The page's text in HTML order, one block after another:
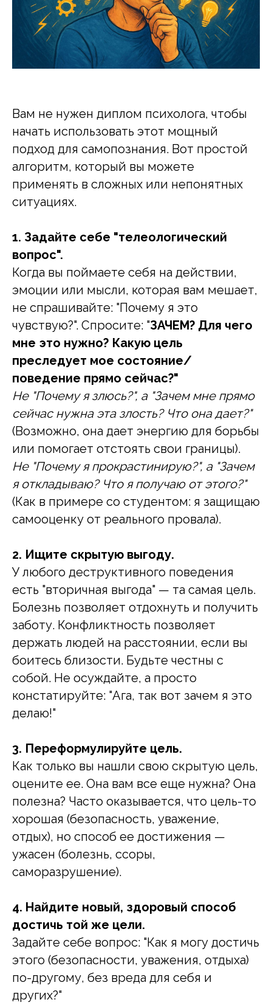
Вам не нужен диплом психолога, чтобы
начать использовать этот мощный
подход для самопознания. Вот простой
алгоритм, который вы можете
применять в сложных или непонятных
ситуациях.
1. Задайте себе "телеологический
вопрос".
Когда вы поймаете себя на действии,
эмоции или мысли, которая вам мешает,
не спрашивайте: "Почему я это
чувствую?". Спросите: "ЗАЧЕМ? Для чего
мне это нужно? Какую цель
преследует мое состояние/
поведение прямо сейчас?"
Не "Почему я злюсь?", а "Зачем мне прямо
сейчас нужна эта злость? Что она дает?"
(Возможно, она дает энергию для борьбы
или помогает отстоять свои границы).
Не "Почему я прокрастинирую?", а "Зачем
я откладываю? Что я получаю от этого?"
(Как в примере со студентом: я защищаю
самооценку от реального провала).
2. Ищите скрытую выгоду.
У любого деструктивного поведения
есть "вторичная выгода" — та самая цель.
Болезнь позволяет отдохнуть и получить
заботу. Конфликтность позволяет
держать людей на расстоянии, если вы
боитесь близости. Будьте честны с
собой. Не осуждайте, а просто
констатируйте: "Ага, так вот зачем я это
делаю!"
3. Переформулируйте цель.
Как только вы нашли свою скрытую цель,
оцените ее. Она вам все еще нужна? Она
полезна? Часто оказывается, что цель-то
хорошая (безопасность, уважение,
отдых), но способ ее достижения —
ужасен (болезнь, ссоры,
саморазрушение).
4. Найдите новый, здоровый способ
достичь той же цели.
Задайте себе вопрос: "Как я могу достичь
этого (безопасности, уважения, отдыха)
по-другому, без вреда для себя и
других?"